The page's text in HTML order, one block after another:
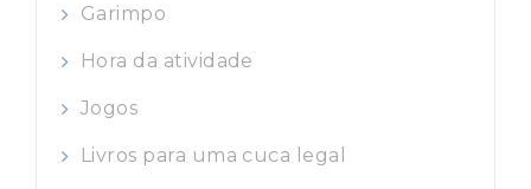
Garimpo
Hora da atividade
Jogos
Livros para uma cuca legal